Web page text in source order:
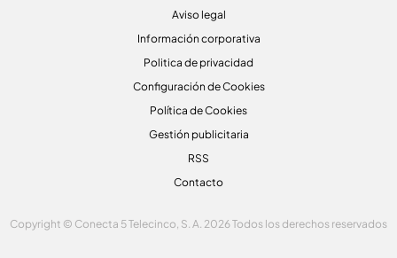
Aviso legal
Información corporativa
Politica de privacidad
Configuración de Cookies
Política de Cookies
Gestión publicitaria
RSS
Contacto
Copyright © Conecta 5 Telecinco, S. A. 2026 Todos los derechos reservados